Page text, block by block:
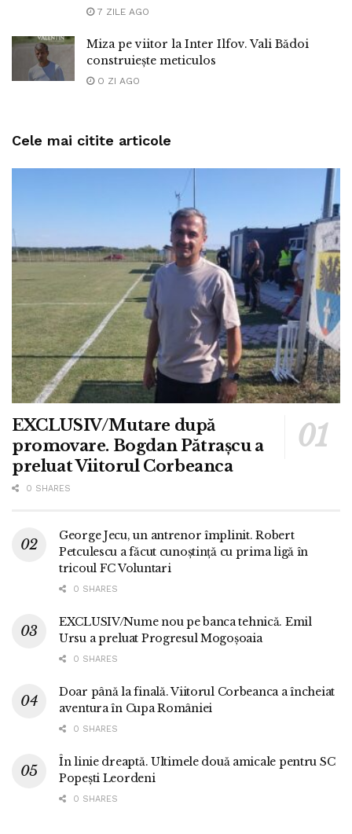
7 ZILE AGO
Miza pe viitor la Inter Ilfov. Vali Bădoi
construiește meticulos
O ZI AGO
Cele mai citite articole
EXCLUSIV/Mutare după
promovare. Bogdan Pătrașcu a
preluat Viitorul Corbeanca
0 SHARES
George Jecu, un antrenor împlinit. Robert
Petculescu a făcut cunoștință cu prima ligă în
tricoul FC Voluntari
0 SHARES
EXCLUSIV/Nume nou pe banca tehnică. Emil
Ursu a preluat Progresul Mogoșoaia
0 SHARES
Doar până la finală. Viitorul Corbeanca a încheiat
aventura în Cupa României
0 SHARES
În linie dreaptă. Ultimele două amicale pentru SC
Popești Leordeni
0 SHARES